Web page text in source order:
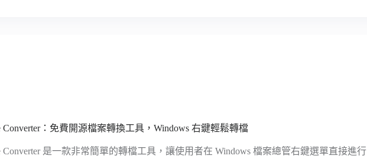
Converter：免費開源檔案轉換工具，Windows 右鍵輕鬆轉檔
Converter 是一款非常簡單的轉檔工具，讓使用者在 Windows 檔案總管右鍵選單直接進行